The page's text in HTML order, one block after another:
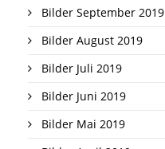
Bilder September 2019
Bilder August 2019
Bilder Juli 2019
Bilder Juni 2019
Bilder Mai 2019